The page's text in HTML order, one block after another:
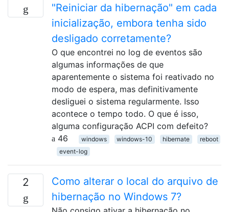
"Reiniciar da hibernação" em cada
inicialização, embora tenha sido
desligado corretamente?
O que encontrei no log de eventos são
algumas informações de que
aparentemente o sistema foi reativado no
modo de espera, mas definitivamente
desliguei o sistema regularmente. Isso
acontece o tempo todo. O que é isso,
alguma configuração ACPI com defeito?
46
windows windows-10 hibernate
reboot
event-log
2
Como alterar o local do arquivo de
hibernação no Windows 7?